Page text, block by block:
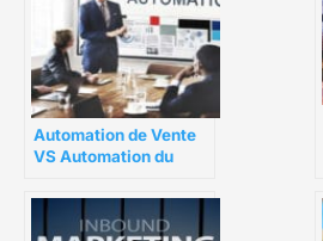
Automation de Vente
VS Automation du
différence ?